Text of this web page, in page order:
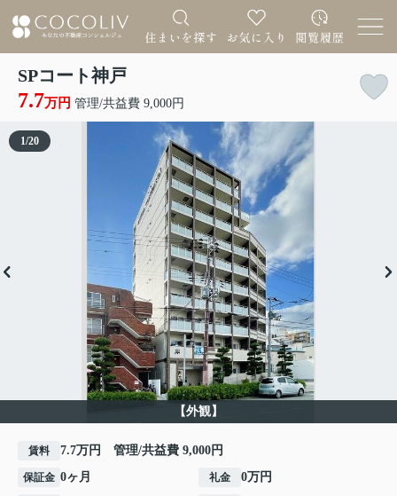
SPコート神戸
7.7万円 管理/共益費 9,000円
【外観】
1/20
賃料 7.7万円 管理/共益費 9,000円
保証金 0ヶ月 礼金 0万円